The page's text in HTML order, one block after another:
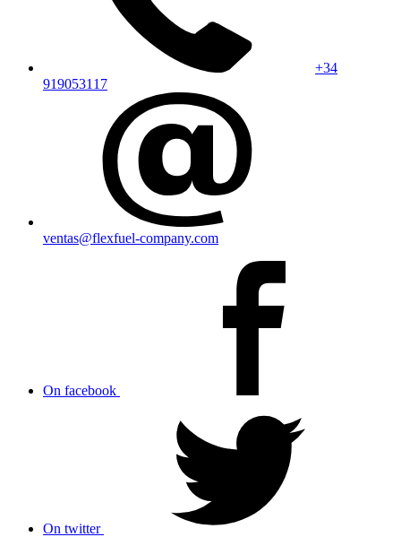
+34
919053117
ventas@flexfuel-company.com
On facebook
On twitter